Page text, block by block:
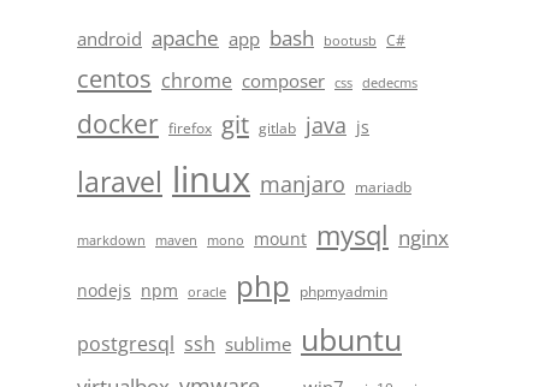
android apache app bash bootusb C#
centos chrome composer css dedecms
docker firefox git gitlab java js
laravel linux manjaro mariadb
markdown maven mono mount mysql nginx
nodejs npm oracle php phpmyadmin
postgresql ssh sublime ubuntu